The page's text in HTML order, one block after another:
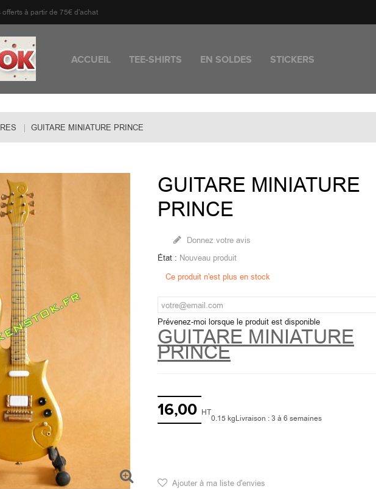
offerts à partir de 75€ d'achat
ACCUEIL TEE-SHIRTS EN SOLDES STICKERS
GUITARE MINIATURE PRINCE
GUITARE MINIATURE
PRINCE
Donnez votre avis
État : Nouveau produit
Ce produit n'est plus en stock
Prévenez-moi lorsque le produit est disponible
GUITARE MINIATURE
PRINCE
16,00 HT
0.15 kgLivraison : 3 à 6 semaines
Ajouter à ma liste d'envies